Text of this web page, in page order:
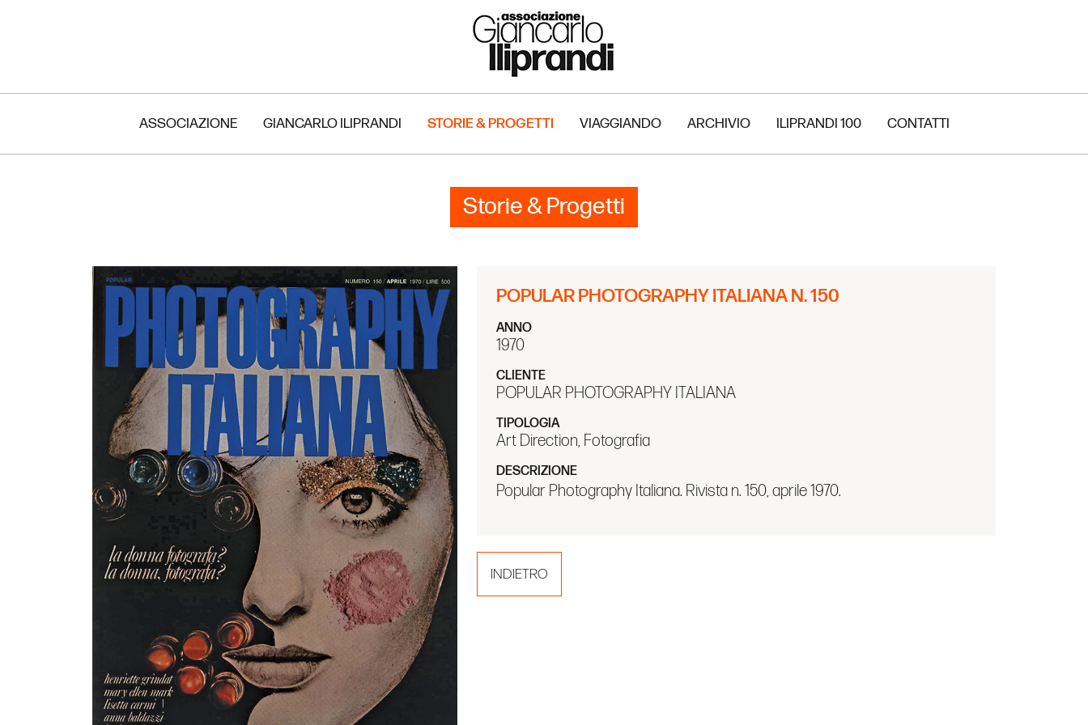
ASSOCIAZIONE GIANCARLO ILIPRANDI STORIE & PROGETTI VIAGGIANDO ARCHIVIO ILIPRANDI 100 CONTATTI
Storie & Progetti
POPULAR PHOTOGRAPHY ITALIANA N. 150
ANNO
1970
CLIENTE
POPULAR PHOTOGRAPHY ITALIANA
TIPOLOGIA
Art Direction, Fotografia
DESCRIZIONE
Popular Photography Italiana. Rivista n. 150, aprile 1970.
INDIETRO